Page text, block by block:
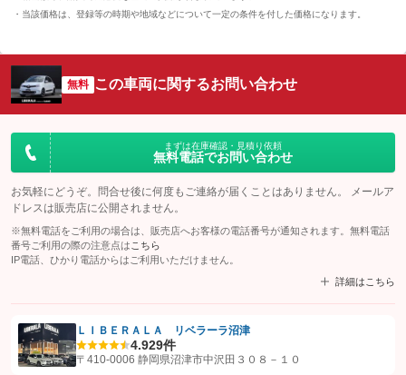
当該価格は、登録等の時期や地域などについて一定の条件を付した価格になります。
無料 この車両に関するお問い合わせ
まずは在庫確認・見積り依頼
無料電話でお問い合わせ
お気軽にどうぞ。問合せ後に何度もご連絡が届くことはありません。 メールア
ドレスは販売店に公開されません。
※無料電話をご利用の場合は、販売店へお客様の電話番号が通知されます。無料電話
番号ご利用の際の注意点は こちら
IP電話、ひかり電話からはご利用いただけません。
詳細はこちら
【STEP1】認証画面でグーネットを友だち追加してから「許可する」ボタンを押
ＬＩＢＥＲＡＬＡ リベラーラ沼津
4.929件
〒410-0006 静岡県沼津市中沢田３０８－１０